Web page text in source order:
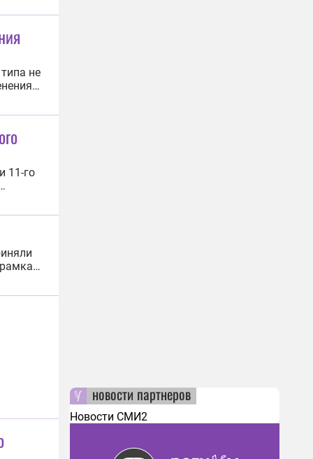
не
11-го
новости партнеров
Новости СМИ2